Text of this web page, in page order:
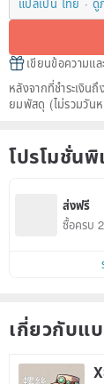
แปลเป็น ไทย
ดู
เขียนข้อความแล
หลังจากที่ชำระเงิน
ยมพัสดุ (ไม่รวมวัน
โปรโมชั่น
ส่งฟรี
ซื้อครบ
เกี่ยวกับแ